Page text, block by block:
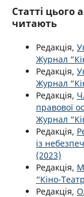
Статті цього
читають
Редакція,
Журнал
Редакція,
Журнал
Редакція,
правової
Журнал
Редакція,
із
(2023)
Редакція,
“Кіно-
Редакція,